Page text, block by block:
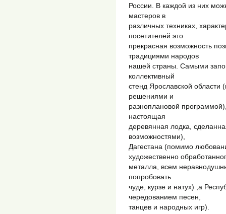
России. В каждой из них
мастеров в
различных техниках,
посетителей это
прекрасная возможность
традициями народов
нашей страны. Самыми
коллективный
стенд Ярославской области
решениями и
разноплановой
настоящая
деревянная лодка,
возможностями),
Дагестана (помимо
художественно
металла, всем
попробовать
чуде, курзе и натух) ,а
чередованием песен,
танцев и народных игр).